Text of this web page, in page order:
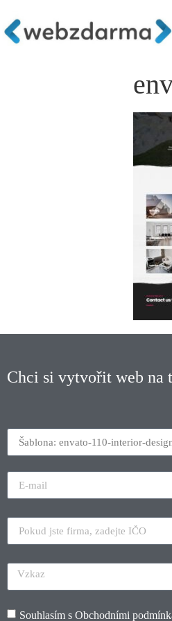
Chci si vytvořit web na
Souhlasím s Obchodními